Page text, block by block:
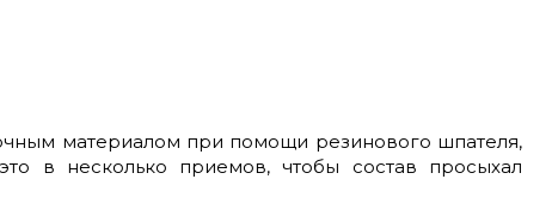
материалом при помощи резинового шпателя,
в несколько приемов, чтобы состав просыхал